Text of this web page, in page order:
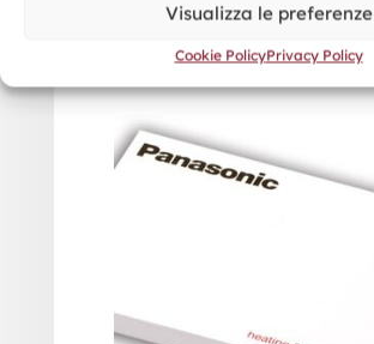
Visualizza le preferenze
Cookie PolicyPrivacy Policy
0501 Blocco Memo-stick